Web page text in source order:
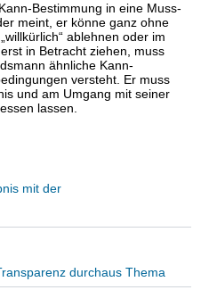
Bestimmung in eine Muss-
meint, er könne ganz ohne
ablehnen oder im
in Betracht ziehen, muss
ähnliche Kann-
versteht. Er muss
und am Umgang mit seiner
lassen.
mit der
durchaus Thema